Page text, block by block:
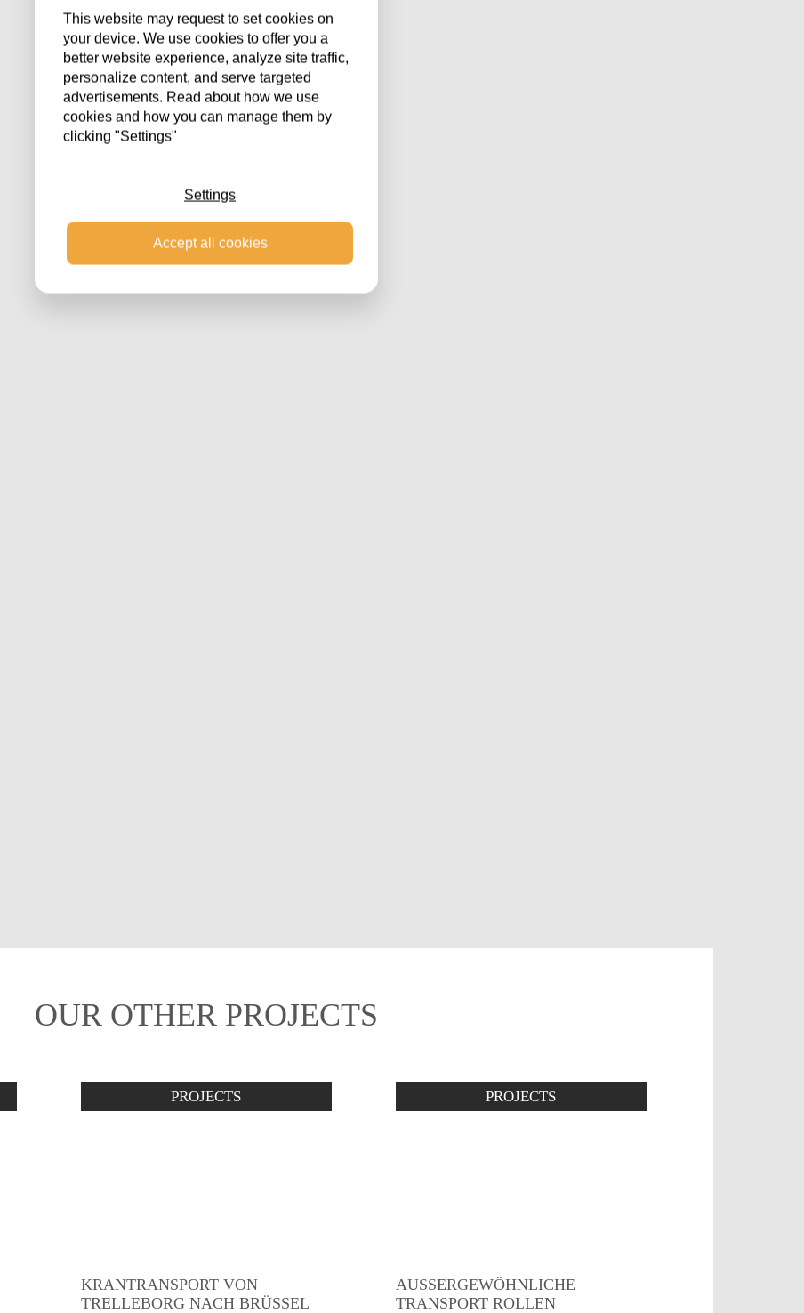
OUR OTHER PROJECTS
PROJECTS
KRANTRANSPORT VON
TRELLEBORG NACH BRÜSSEL
PROJECTS
AUSSERGEWÖHNLICHE T
RANSPORT ROLLEN R
This website may request to set cookies on
your device. We use cookies to offer you a
better website experience, analyze site traffic,
personalize content, and serve targeted
advertisements. Read about how we use
cookies and how you can manage them by
clicking "Settings"
Settings
Accept all cookies